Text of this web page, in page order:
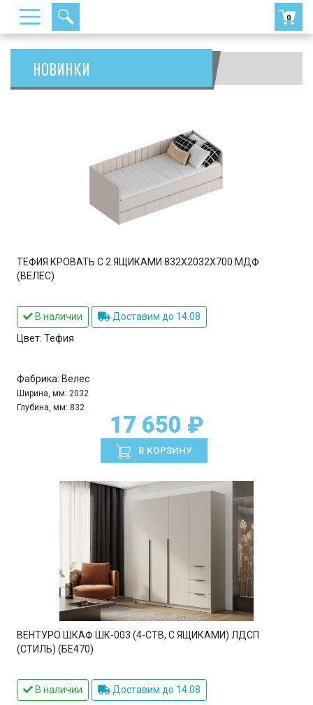
0
Previous
НОВИНКИ
ТЕФИЯ КРОВАТЬ С 2 ЯЩИКАМИ 832Х2032Х700 МДФ
(ВЕЛЕС)
В наличии
Доставим до 14.08
Цвет: Тефия
Фабрика: Велес
Ширина, мм: 2032
Глубина, мм: 832
17 650 ₽
В КОРЗИНУ
ВЕНТУРО ШКАФ ШК-003 (4-СТВ, С ЯЩИКАМИ) ЛДСП
(СТИЛЬ) (БЕ470)
В наличии
Доставим до 14.08